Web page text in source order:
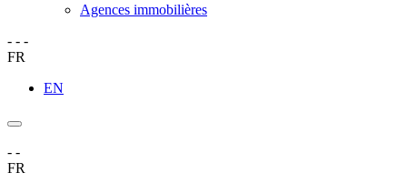
Agences immobilières
- - -
FR
EN
- -
FR